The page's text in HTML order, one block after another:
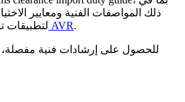
ذلك المواصفات الفنية ومعايير
لتطبيقات عرض منتجات AVR.
للحصول على إرشادات فنية مفصلة،